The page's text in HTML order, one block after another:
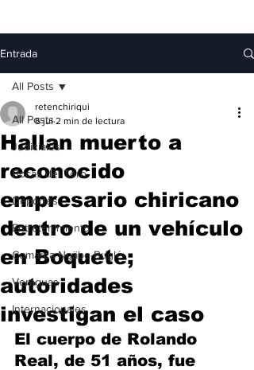
Entrada
All Posts
Judiciales
Bocas del Toro
Deportes
Entretenimiento
Comarca Ngäbe-Buglé
Veraguas
Internacionales
All Posts
Hallan muerto a
reconocido
empresario chiricano
dentro de un vehículo
en Boquete;
autoridades
investigan el caso
retenchiriqui
6 jul 2 min de lectura
El cuerpo de Rolando
Real, de 51 años, fue